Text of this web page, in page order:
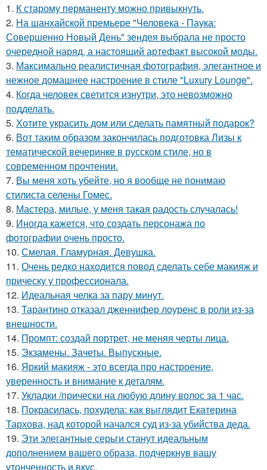
1. К старому перманенту можно привыкнуть.
2. На шанхайской премьере "Человека - Паука:
Совершенно Новый День" зендея выбрала не просто
очередной наряд, а настоящий артефакт высокой моды.
3. Максимально реалистичная фотография, элегантное и
нежное домашнее настроение в стиле "Luxury Lounge".
4. Когда человек светится изнутри, это невозможно
подделать.
5. Хотите украсить дом или сделать памятный подарок?
6. Вот таким образом закончилась подготовка Лизы к
тематической вечеринке в русском стиле, но в
современном прочтении.
7. Вы меня хоть убейте, но я вообще не понимаю
стилиста селены Гомес.
8. Мастера, милые, у меня такая радость случалась!
9. Иногда кажется, что создать персонажа по
фотографии очень просто.
10. Смелая. Гламурная. Девушка.
11. Очень редко находится повод сделать себе макияж и
прическу у профессионала.
12. Идеальная челка за пару минут.
13. Тарантино отказал дженнифер лоуренс в роли из-за
внешности.
14. Промпт: создай портрет, не меняя черты лица.
15. Экзамены. Зачеты. Выпускные.
16. Яркий макияж - это всегда про настроение,
уверенность и внимание к деталям.
17. Укладки /прически на любую длину волос за 1 час.
18. Покрасилась, похудела: как выглядит Екатерина
Тархова, над которой начался суд из-за убийства деда.
19. Эти элегантные серьги станут идеальным
дополнением вашего образа, подчеркнув вашу
утонченность и вкус.